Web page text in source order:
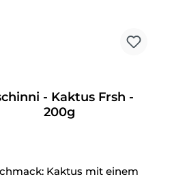
- Kaktus Frsh -
200g
Kaktus mit einem